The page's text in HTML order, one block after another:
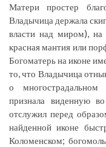
Матери простер
Владычица держала
власти над миром),
красная мантия или
Богоматерь на иконе
то, что Владычица
о
признала виденную
отслужил перед
найденной иконе
Коломенском;